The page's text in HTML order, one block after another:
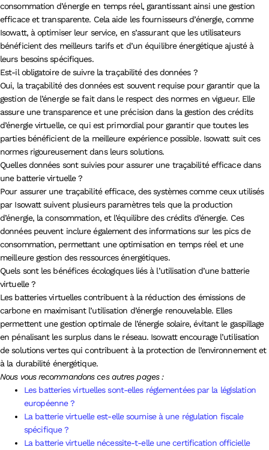
consommation d’énergie en temps réel, garantissant ainsi une gestion
efficace et transparente. Cela aide les fournisseurs d’énergie, comme
Isowatt, à optimiser leur service, en s’assurant que les utilisateurs
bénéficient des meilleurs tarifs et d’un équilibre énergétique ajusté à
leurs besoins spécifiques.
Est-il obligatoire de suivre la traçabilité des données ?
Oui, la traçabilité des données est souvent requise pour garantir que la
gestion de l’énergie se fait dans le respect des normes en vigueur. Elle
assure une transparence et une précision dans la gestion des crédits
d’énergie virtuelle, ce qui est primordial pour garantir que toutes les
parties bénéficient de la meilleure expérience possible. Isowatt suit ces
normes rigoureusement dans leurs solutions.
Quelles données sont suivies pour assurer une traçabilité efficace dans
une batterie virtuelle ?
Pour assurer une traçabilité efficace, des systèmes comme ceux utilisés
par Isowatt suivent plusieurs paramètres tels que la production
d’énergie, la consommation, et l’équilibre des crédits d’énergie. Ces
données peuvent inclure également des informations sur les pics de
consommation, permettant une optimisation en temps réel et une
meilleure gestion des ressources énergétiques.
Quels sont les bénéfices écologiques liés à l’utilisation d’une batterie
virtuelle ?
Les batteries virtuelles contribuent à la réduction des émissions de
carbone en maximisant l’utilisation d’énergie renouvelable. Elles
permettent une gestion optimale de l’énergie solaire, évitant le gaspillage
en pénalisant les surplus dans le réseau. Isowatt encourage l’utilisation
de solutions vertes qui contribuent à la protection de l’environnement et
à la durabilité énergétique.
Nous vous recommandons ces autres pages :
Les batteries virtuelles sont-elles réglementées par la législation
européenne ?
La batterie virtuelle est-elle soumise à une régulation fiscale
spécifique ?
La batterie virtuelle nécessite-t-elle une certification officielle